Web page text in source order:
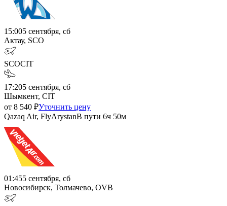
15:005 сентября, сб
Актау, SCO
SCOCIT
17:205 сентября, сб
Шымкент, CIT
от 8 540 ₽Уточнить цену
Qazaq Air, FlyArystanВ пути 6ч 50м
01:455 сентября, сб
Новосибирск, Толмачево, OVB